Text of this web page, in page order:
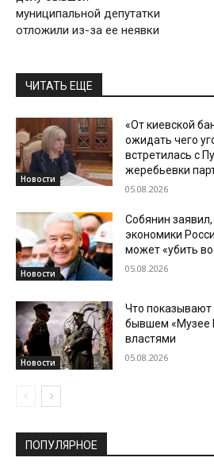
муниципальной депутатки
отложили из-за ее неявки
ЧИТАТЬ ЕЩЕ
Новости
«От киевской
ожидать чего
встретилась с
жеребьевки
05.08.2026
Новости
Собянин
экономики
может «убить
05.08.2026
Новости
Что
бывшем «Музее
властями
05.08.2026
ПОПУЛЯРНОЕ